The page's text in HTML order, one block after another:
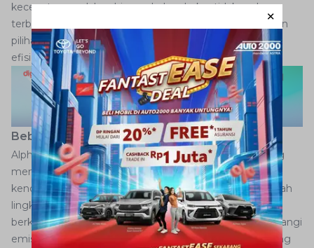
kecepatan rendah sehingga bahan bakar tidak perlu
terbuang percuma. Tentunya Alphard Hybrid merupakan
pilihan yang tepat bagi mereka yang mengutamakan
efisiensi dan performa.
Beberapa Keunggulan Alphard Hybrid
Alphard Hybrid menawarkan berbagai keunggulan yang
membuatnya menjadi pilihan menarik bagi pemilik
kendaraan. Pertama, kendaraan ini termasuk mobil ramah
lingkungan dengan penggunaan mesin listrik saat
berkendara dalam kecepatan rendah sehingga mengurangi
emisi gas buang dan berkontribusi pada lingkungan yang